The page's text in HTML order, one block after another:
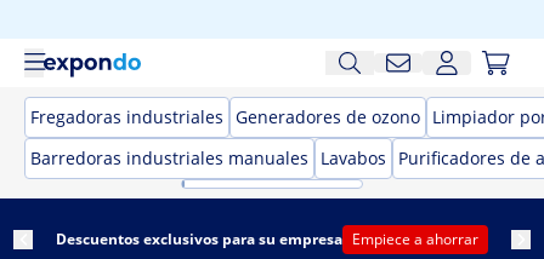
Fregadoras industriales Generadores de ozono Limpiador
Barredoras industriales manuales
Lavabos Purificadores de
Descuentos exclusivos para su empresa Empiece a ahorrar